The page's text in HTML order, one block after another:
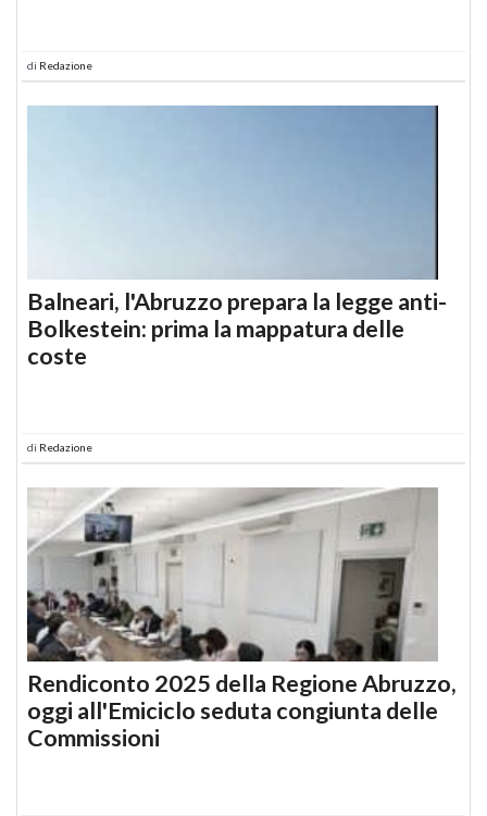
di Redazione
Balneari, l'Abruzzo prepara la legge anti-
Bolkestein: prima la mappatura delle
coste
di Redazione
Rendiconto 2025 della Regione Abruzzo,
oggi all'Emiciclo seduta congiunta delle
Commissioni